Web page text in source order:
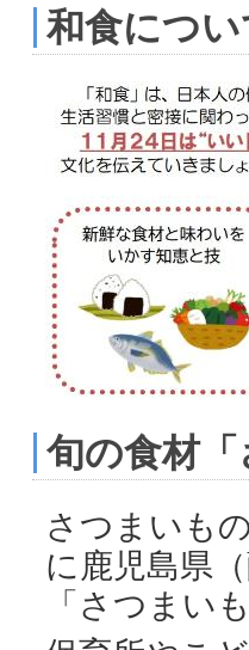
和食につい
旬の食材
さつまいも
に鹿児島県
「さつまい